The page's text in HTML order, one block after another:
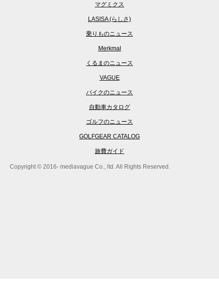
マグミクス
LASISA (らしさ)
乗りものニュース
Merkmal
くるまのニュース
VAGUE
バイクのニュース
自動車カタログ
ゴルフのニュース
GOLFGEAR CATALOG
旅費ガイド
Copyright © 2016- mediavague Co., ltd. All Rights Reserved.